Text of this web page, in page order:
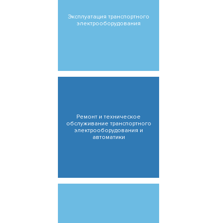
Эксплуатация транспортного
электрооборудования
Ремонт и техническое
обслуживание транспортного
электрооборудования и
автоматики